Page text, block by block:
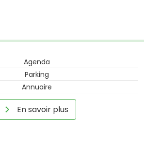
Agenda
Parking
Annuaire
En savoir plus